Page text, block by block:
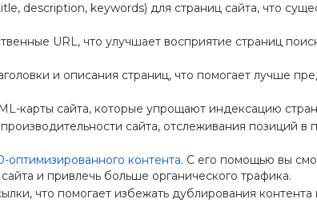
description, keywords) для страниц сайта, что
URL, что улучшает восприятие страниц
и описания страниц, что помогает лучше
карты сайта, которые упрощают индексацию
сайта, отслеживания позиций в
оптимизированного контента. С его помощью вы
и привлечь больше органического трафика.
что помогает избежать дублирования